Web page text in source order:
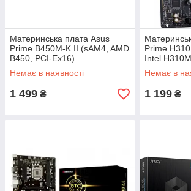
Материнська плата Asus
Prime B450M-K II (sAM4, AMD
B450, PCI-Ex16)
Немає в наявності
1 499 ₴
Prime
Intel
Немає в
1 199 ₴